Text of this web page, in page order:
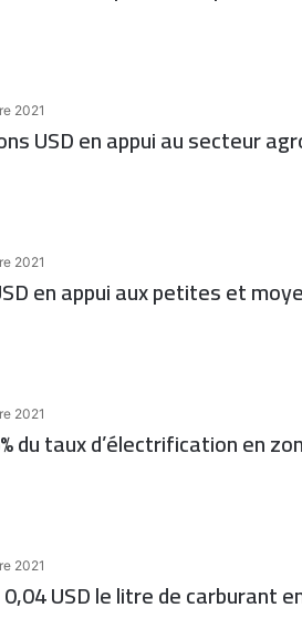
2021
USD en appui au secteur
2021
en appui aux petites et
2021
du taux d’électrification en
2021
USD le litre de carburant